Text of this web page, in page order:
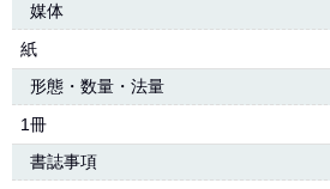
媒体
紙
形態・数量・法量
1冊
書誌事項